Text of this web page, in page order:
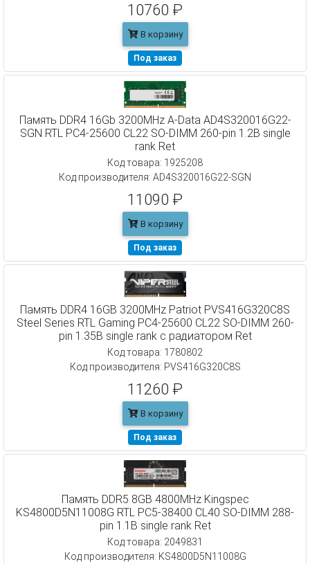
10760 ₽
В корзину
Под заказ
Память DDR4 16Gb 3200MHz A-Data AD4S320016G22-
SGN RTL PC4-25600 CL22 SO-DIMM 260-pin 1.2В single
rank Ret
Код товара: 1925208
Код производителя: AD4S320016G22-SGN
11090 ₽
В корзину
Под заказ
Память DDR4 16GB 3200MHz Patriot PVS416G320C8S
Steel Series RTL Gaming PC4-25600 CL22 SO-DIMM 260-
pin 1.35В single rank с радиатором Ret
Код товара: 1780802
Код производителя: PVS416G320C8S
11260 ₽
В корзину
Под заказ
Память DDR5 8GB 4800MHz Kingspec
KS4800D5N11008G RTL PC5-38400 CL40 SO-DIMM 288-
pin 1.1В single rank Ret
Код товара: 2049831
Код производителя: KS4800D5N11008G